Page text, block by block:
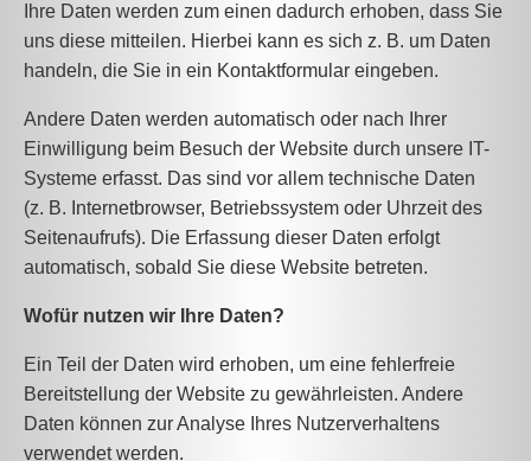
Ihre Daten werden zum einen dadurch erhoben, dass Sie
uns diese mitteilen. Hierbei kann es sich z. B. um Daten
handeln, die Sie in ein Kontaktformular eingeben.
Andere Daten werden automatisch oder nach Ihrer
Einwilligung beim Besuch der Website durch unsere IT-
Systeme erfasst. Das sind vor allem technische Daten
(z. B. Internetbrowser, Betriebssystem oder Uhrzeit des
Seitenaufrufs). Die Erfassung dieser Daten erfolgt
automatisch, sobald Sie diese Website betreten.
Wofür nutzen wir Ihre Daten?
Ein Teil der Daten wird erhoben, um eine fehlerfreie
Bereitstellung der Website zu gewährleisten. Andere
Daten können zur Analyse Ihres Nutzerverhaltens
verwendet werden.